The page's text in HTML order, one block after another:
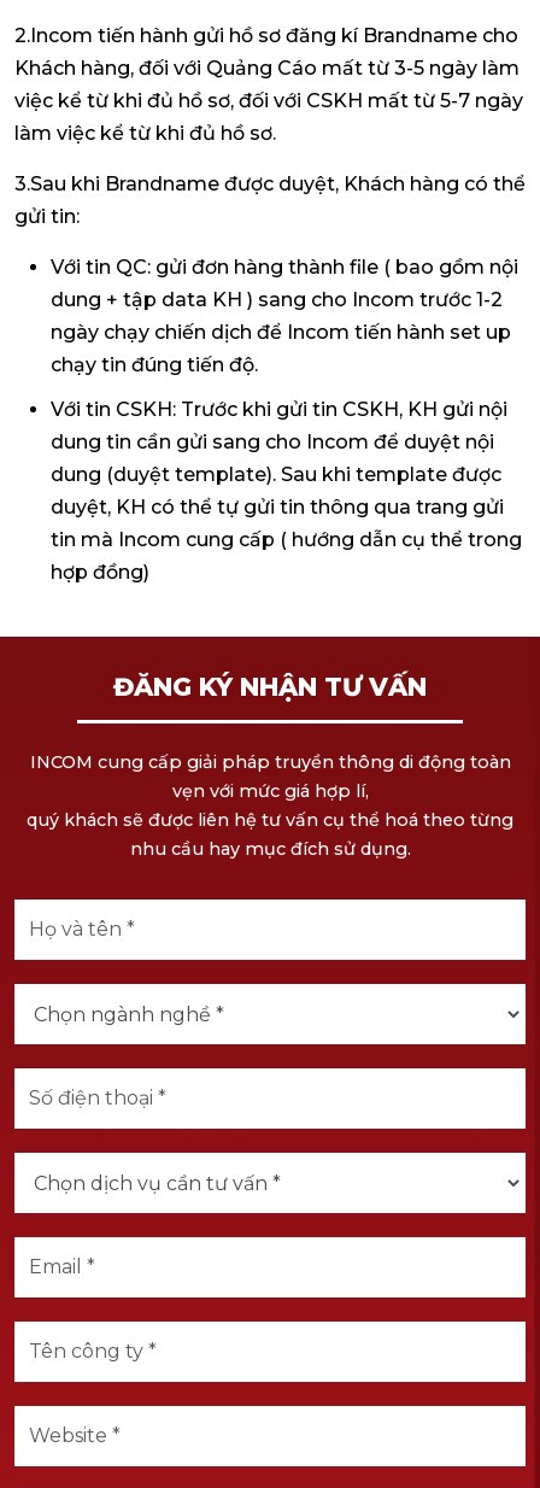
2.Incom tiến hành gửi hồ sơ đăng kí Brandname cho
Khách hàng, đối với Quảng Cáo mất từ 3-5 ngày làm
việc kể từ khi đủ hồ sơ, đối với CSKH mất từ 5-7 ngày
làm việc kể từ khi đủ hồ sơ.
3.Sau khi Brandname được duyệt, Khách hàng có thể
gửi tin:
Với tin QC: gửi đơn hàng thành file ( bao gồm nội
dung + tập data KH ) sang cho Incom trước 1-2
ngày chạy chiến dịch để Incom tiến hành set up
chạy tin đúng tiến độ.
Với tin CSKH: Trước khi gửi tin CSKH, KH gửi nội
dung tin cần gửi sang cho Incom để duyệt nội
dung (duyệt template). Sau khi template được
duyệt, KH có thể tự gửi tin thông qua trang gửi
tin mà Incom cung cấp ( hướng dẫn cụ thể trong
hợp đồng)
ĐĂNG KÝ NHẬN TƯ VẤN
INCOM cung cấp giải pháp truyền thông di động toàn
vẹn với mức giá hợp lí,
quý khách sẽ được liên hệ tư vấn cụ thể hoá theo từng
nhu cầu hay mục đích sử dụng.